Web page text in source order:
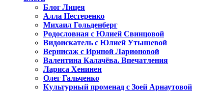
Блог Лицея
Алла Нестеренко
Михаил Гольденберг
Родословная с Юлией Свинцовой
Видоискатель с Юлией Утышевой
Вернисаж с Ириной Ларионовой
Валентина Калачёва. Впечатления
Лариса Хенинен
Олег Гальченко
Культурный променад с Зоей Арнаутовой